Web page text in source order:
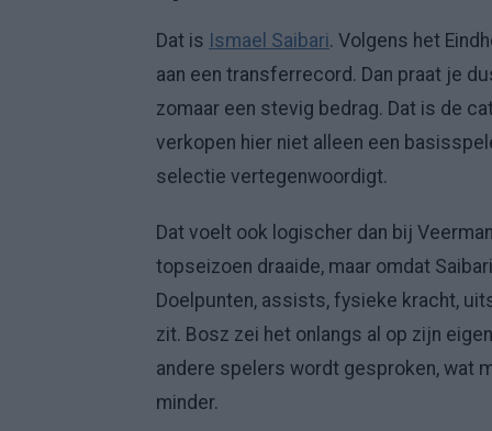
Dat is Ismael Saibari. Volgens het
aan een transferrecord. Dan praat je
zomaar een stevig bedrag. Dat is de
verkopen hier niet alleen een
selectie vertegenwoordigt.
Dat voelt ook logischer dan bij
topseizoen draaide, maar omdat
Doelpunten, assists, fysieke kracht,
zit. Bosz zei het onlangs al op zijn
andere spelers wordt gesproken, wat
minder.